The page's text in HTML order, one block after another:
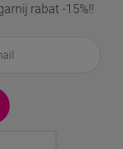
rabat -15%!!